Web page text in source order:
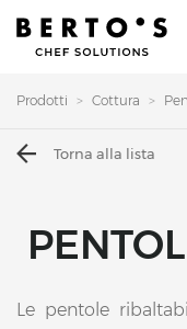
Prodotti Cottura
Torna alla lista
Le pentole